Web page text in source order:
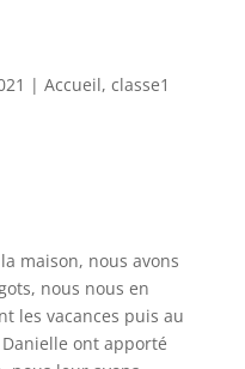
| Accueil, classe1
maison, nous avons
nous nous en
les vacances puis au
ont apporté